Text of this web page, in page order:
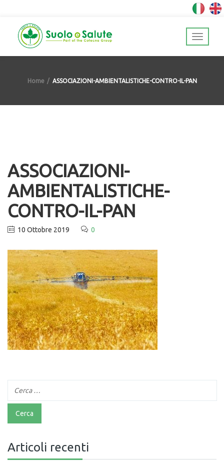
Home ASSOCIAZIONI-AMBIENTALISTICHE-CONTRO-IL-PAN
ASSOCIAZIONI-
AMBIENTALISTICHE-
CONTRO-IL-PAN
10 Ottobre 2019 0
Articoli recenti